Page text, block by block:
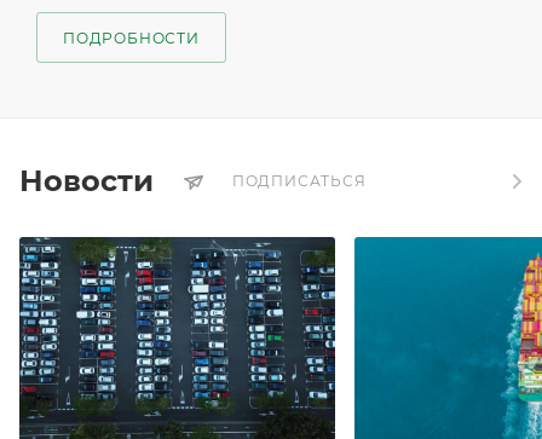
ПОДРОБНОСТИ
Новости ПОДПИСАТЬСЯ